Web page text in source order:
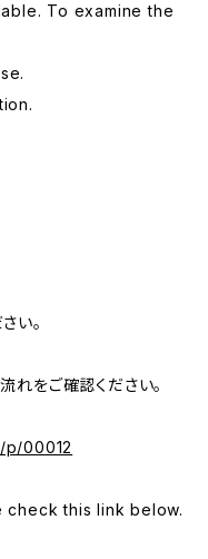
To examine the
い。
れをご確認ください。
00012
check this link below.